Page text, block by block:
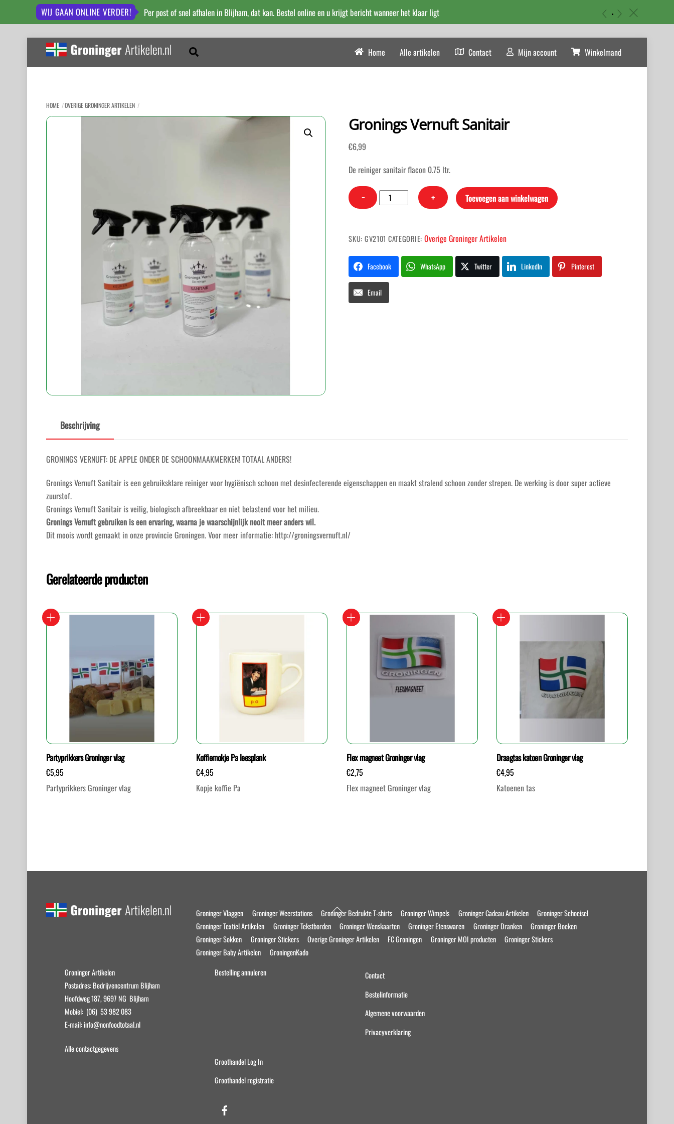
WIJ GAAN ONLINE VERDER! Per post of snel afhalen in Blijham, dat kan. Bestel online en u krijgt bericht wanneer het klaar ligt c
Home Alle artikelen Contact Mijn account Winkelmand
HOME OVERIGE GRONINGER ARTIKELEN
Gronings Vernuft Sanitair
€6,99
De reiniger sanitair flacon 0.75 ltr.
−
Gronings
Vernuft
+ Toevoegen aan winkelwagen
SKU: GV2101 CATEGORIE: Overige Groninger Artikelen
Facebook WhatsApp Twitter LinkedIn Pinterest
Email
Beschrijving
GRONINGS VERNUFT: DE APPLE ONDER DE SCHOONMAAKMERKEN! TOTAAL ANDERS!
Gronings Vernuft Sanitair is een gebruiksklare reiniger voor hygiënisch schoon met desinfecterende eigenschappen en maakt stralend schoon zonder strepen. De werking is door super actieve
zuurstof.
Gronings Vernuft Sanitair is veilig, biologisch afbreekbaar en niet belastend voor het milieu.
Gronings Vernuft gebruiken is een ervaring, waarna je waarschijnlijk nooit meer anders wil.
Dit moois wordt gemaakt in onze provincie Groningen. Voor meer informatie: http://groningsvernuft.nl/
Gerelateerde producten
Partyprikkers Groninger vlag
€5,95
Partyprikkers Groninger vlag
Koffiemokje Pa leesplank
€4,95
Kopje koffie Pa
Flex magneet Groninger vlag
€2,75
Flex magneet Groninger vlag
Draagtas katoen Groninger vlag
€4,95
Katoenen tas
Back
To
Groninger Vlaggen Groninger Weerstations Groninger Bedrukte T-shirts Groninger Wimpels Groninger Cadeau Artikelen
Groninger Schoeisel
Groninger Textiel Artikelen
Groninger Tekstborden Groninger Wenskaarten Groninger Etenswaren Groninger Dranken
Groninger Boeken
Groninger Sokken
Groninger Stickers Overige Groninger Artikelen FC Groningen Groninger MOI producten
Groninger Stickers
Groninger Baby Artikelen
GroningenKado
Groninger Artikelen
Postadres: Bedrijvencentrum Blijham
Hoofdweg 187, 9697 NG Blijham
Mobiel: (06) 53 982 083
E-mail: info@nonfoodtotaal.nl
Alle contactgegevens
Bestelling annuleren
Contact
Bestelinformatie
Algemene voorwaarden
Privacyverklaring
Groothandel Log In
Groothandel registratie